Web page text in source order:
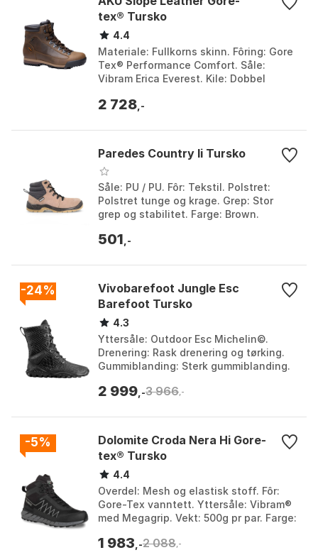
tex® Tursko
4.4
Materiale: Fullkorns skinn. Fôring: Gore
Tex® Performance Comfort. Såle:
Vibram Erica Everest. Kile: Dobbel
brown. Størrels...
2 728 ,-
Paredes Country Ii Tursko
Såle: PU / PU. Fôr: Tekstil. Polstret:
Polstret tunge og krage. Grep: Stor
grep og stabilitet. Farge: Brown.
41, EU 42...
501 ,-
-24%
Vivobarefoot Jungle Esc
Barefoot Tursko
4.3
Yttersåle: Outdoor Esc Michelin©.
Drenering: Rask drenering og tørking.
Gummiblanding: Sterk gummiblanding.
Obsidian 1, Obsidi...
2 999 ,-3 966,-
-5%
Dolomite Croda Nera Hi Gore-
tex® Tursko
4.4
Overdel: Mesh og elastisk stoff. Fôr:
Gore-Tex vanntett. Yttersåle: Vibram®
med Megagrip. Vekt: 500g pr par. Farge:
Black ...
1 983 ,-2 088,-